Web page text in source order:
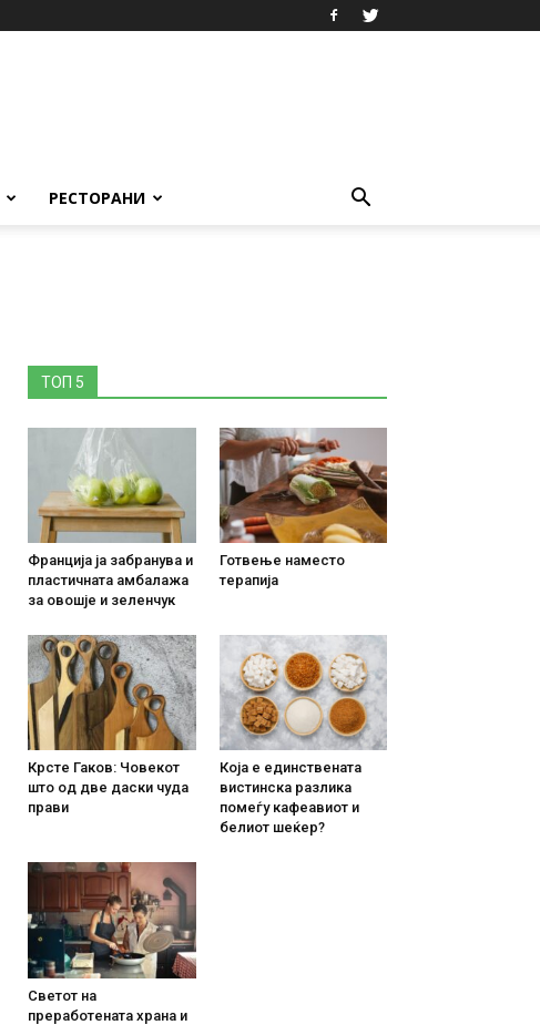
РЕСТОРАНИ
ТОП 5
Франција ја забранува и
пластичната амбалажа
за овошје и зеленчук
Готвење наместо
терапија
Крсте Гаков: Човекот
што од две даски чуда
прави
Која е единствената
вистинска разлика
помеѓу кафеавиот и
белиот шеќер?
Светот на
преработената храна и